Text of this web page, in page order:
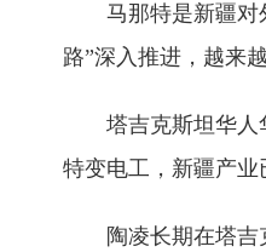
马那特是新疆对
路”深入推进，越来
塔吉克斯坦华人
特变电工，新疆产业
陶凌长期在塔